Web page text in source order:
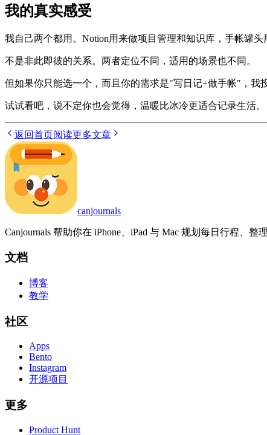
我的真实感受
我自己两个都用。Notion用来做项目管理和知识库，手帐罐头
不是非此即彼的关系。两者定位不同，适用的场景也不同。
但如果你只能选一个，而且你的需求是"写日记+做手帐"，我
试试看吧，说不定你也会觉得，温暖比冰冷更适合记录生活。
返回首页阅读更多文章
canjournals
Canjournals 帮助你在 iPhone、iPad 与 Mac 规划每日行程、整
文档
博客
教学
社区
Apps
Bento
Instagram
开源项目
更多
Product Hunt